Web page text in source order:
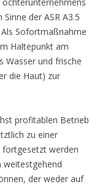
der ASR A3.5
Sofortmaßnahme
Haltepunkt am
Wasser und frische
die Haut) zur
profitablen Betrieb
zu einer
fortgesetzt werden
weitestgehend
der weder auf